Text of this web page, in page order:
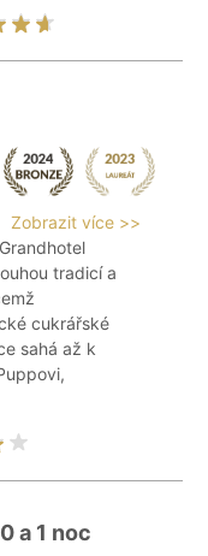
Zobrazit více >>
tradicí a
cukrářské
sahá až k
a 1 noc